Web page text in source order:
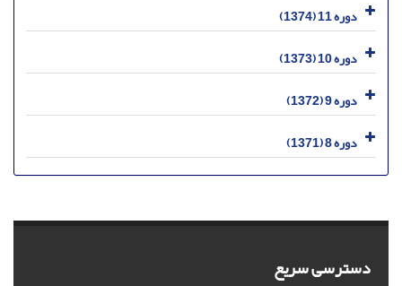
دوره 11 (1374)
دوره 10 (1373)
دوره 9 (1372)
دوره 8 (1371)
دسترسی سریع